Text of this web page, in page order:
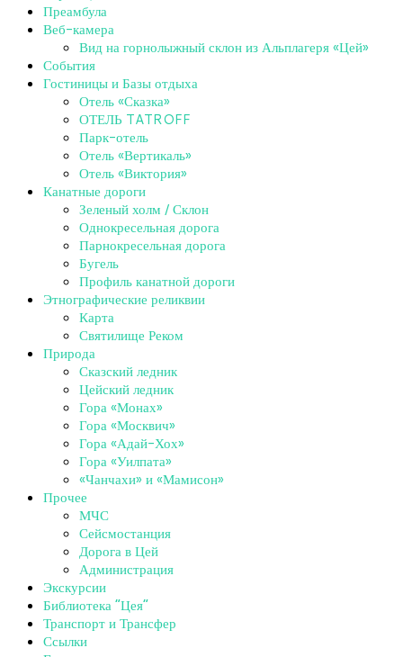
Преамбула
Веб-камера
Вид на горнолыжный склон из Альплагеря «Цей»
События
Гостиницы и Базы отдыха
Отель «Сказка»
ОТЕЛЬ TATROFF
Парк-отель
Отель «Вертикаль»
Отель «Виктория»
Канатные дороги
Зеленый холм / Склон
Однокресельная дорога
Парнокресельная дорога
Бугель
Профиль канатной дороги
Этнографические реликвии
Карта
Святилище Реком
Природа
Сказский ледник
Цейский ледник
Гора «Монах»
Гора «Москвич»
Гора «Адай-Хох»
Гора «Уилпата»
«Чанчахи» и «Мамисон»
Прочее
МЧС
Сейсмостанция
Дорога в Цей
Администрация
Экскурсии
Библиотека “Цея”
Транспорт и Трансфер
Ссылки